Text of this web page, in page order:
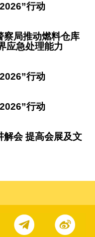
行动
察局推动燃料仓库
应急处理能力
行动
行动
解会 提高会展及文